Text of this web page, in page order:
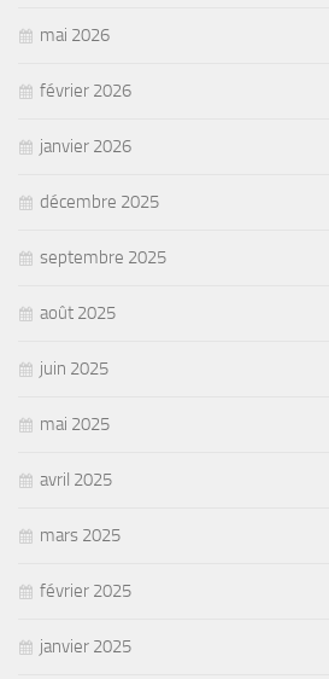
mai 2026
février 2026
janvier 2026
décembre 2025
septembre 2025
août 2025
juin 2025
mai 2025
avril 2025
mars 2025
février 2025
janvier 2025